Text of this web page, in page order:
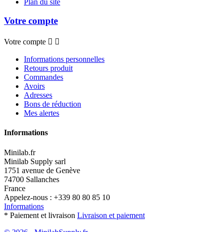
Votre compte
Votre compte  
Informations personnelles
Retours produit
Commandes
Avoirs
Adresses
Bons de réduction
Mes alertes
Informations
Minilab.fr
Minilab Supply sarl
1751 avenue de Genève
74700 Sallanches
France
Appelez-nous : +339 80 80 85 10
Informations
* Paiement et livraison Livraison et paiement